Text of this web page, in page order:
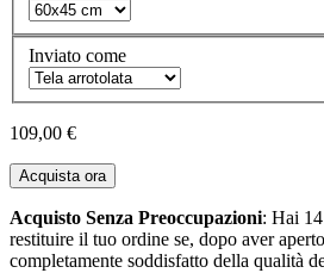
Inviato come
109,00 €
Acquista ora
Acquisto Senza Preoccupazioni: Hai
restituire il tuo ordine se, dopo aver
completamente soddisfatto della qualità